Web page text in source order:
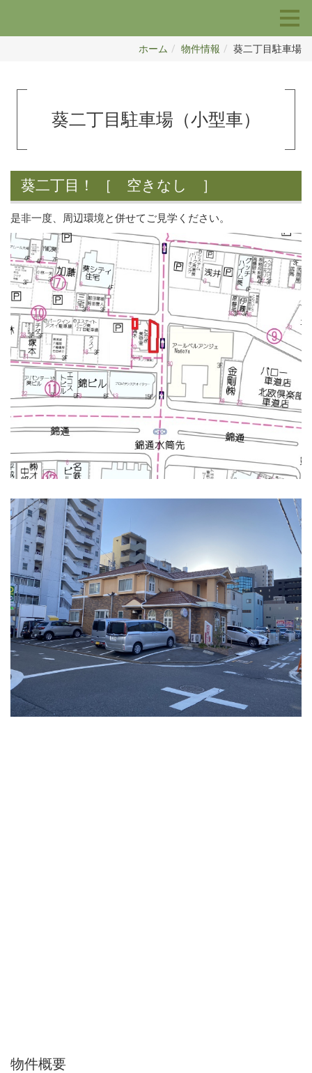
ホーム 物件情報 葵二丁目駐車場
葵二丁目駐車場（小型車）
葵二丁目！ ［ 空きなし ］
是非一度、周辺環境と併せてご見学ください。
物件概要